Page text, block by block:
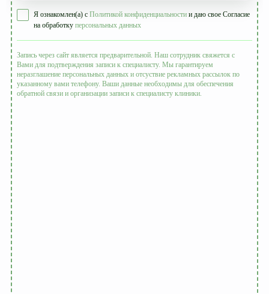
Я ознакомлен(а) с Политикой конфиденциальности и даю свое Согласие
на обработку персональных данных
Запись через сайт является предварительной. Наш сотрудник свяжется с
Вами для подтверждения записи к специалисту. Мы гарантируем
неразглашение персональных данных и отсуствие рекламных рассылок по
указанному вами телефону. Ваши данные необходимы для обеспечения
обратной связи и организации записи к специалисту клиники.